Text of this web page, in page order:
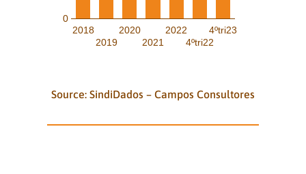
2018
2019
2020
2021
2022
4ºtri22
4ºtri23
0
Source: SindiDados – Campos Consultores